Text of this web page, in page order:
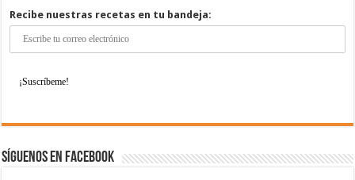
Recibe nuestras recetas en tu bandeja:
Síguenos en Facebook